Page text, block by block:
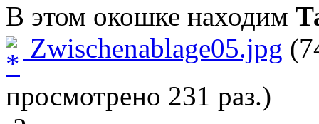
В этом окошке находим
Zwischenablage05.jpg
просмотрено 231 раз.)